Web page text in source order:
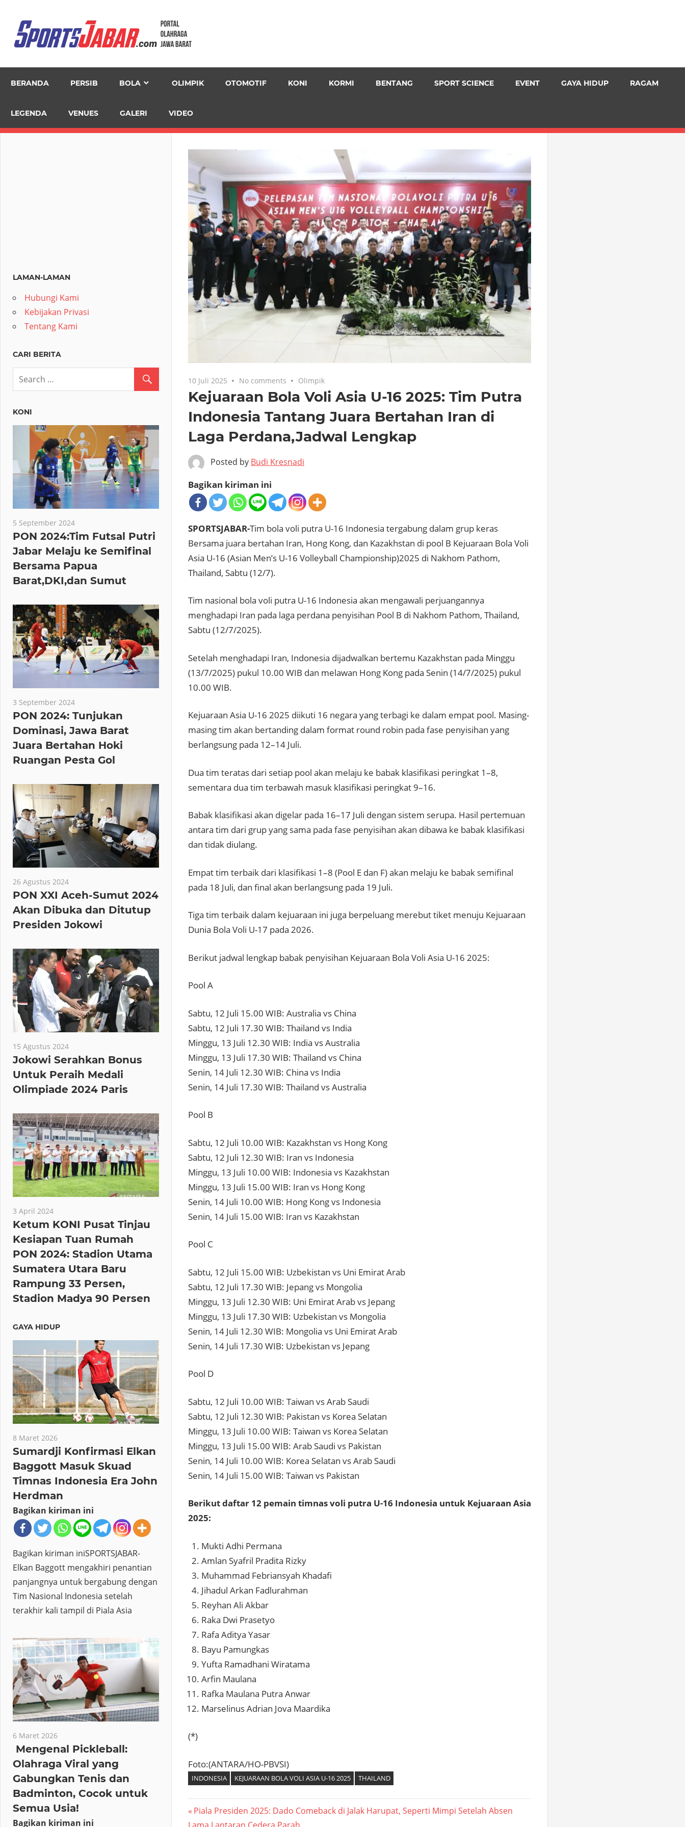
content
BERANDA PERSIB BOLA OLIMPIK OTOMOTIF KONI KORMI BENTANG SPORT SCIENCE EVENT GAYA HIDUP RAGAM
LEGENDA VENUES GALERI VIDEO
10 Juli 2025 No comments Olimpik
Kejuaraan Bola Voli Asia U-16 2025: Tim Putra
Indonesia Tantang Juara Bertahan Iran di
Laga Perdana,Jadwal Lengkap
Posted by Budi Kresnadi
Bagikan kiriman ini
SPORTSJABAR-Tim bola voli putra U-16 Indonesia tergabung dalam grup keras
Bersama juara bertahan Iran, Hong Kong, dan Kazakhstan di pool B Kejuaraan Bola Voli
Asia U-16 (Asian Men’s U-16 Volleyball Championship)2025 di Nakhom Pathom,
Thailand, Sabtu (12/7).
Tim nasional bola voli putra U-16 Indonesia akan mengawali perjuangannya
menghadapi Iran pada laga perdana penyisihan Pool B di Nakhom Pathom, Thailand,
Sabtu (12/7/2025).
Setelah menghadapi Iran, Indonesia dijadwalkan bertemu Kazakhstan pada Minggu
(13/7/2025) pukul 10.00 WIB dan melawan Hong Kong pada Senin (14/7/2025) pukul
10.00 WIB.
Kejuaraan Asia U-16 2025 diikuti 16 negara yang terbagi ke dalam empat pool. Masing-
masing tim akan bertanding dalam format round robin pada fase penyisihan yang
berlangsung pada 12–14 Juli.
Dua tim teratas dari setiap pool akan melaju ke babak klasifikasi peringkat 1–8,
sementara dua tim terbawah masuk klasifikasi peringkat 9–16.
Babak klasifikasi akan digelar pada 16–17 Juli dengan sistem serupa. Hasil pertemuan
antara tim dari grup yang sama pada fase penyisihan akan dibawa ke babak klasifikasi
dan tidak diulang.
Empat tim terbaik dari klasifikasi 1–8 (Pool E dan F) akan melaju ke babak semifinal
pada 18 Juli, dan final akan berlangsung pada 19 Juli.
Tiga tim terbaik dalam kejuaraan ini juga berpeluang merebut tiket menuju Kejuaraan
Dunia Bola Voli U-17 pada 2026.
Berikut jadwal lengkap babak penyisihan Kejuaraan Bola Voli Asia U-16 2025:
Pool A
Sabtu, 12 Juli 15.00 WIB: Australia vs China
Sabtu, 12 Juli 17.30 WIB: Thailand vs India
Minggu, 13 Juli 12.30 WIB: India vs Australia
Minggu, 13 Juli 17.30 WIB: Thailand vs China
Senin, 14 Juli 12.30 WIB: China vs India
Senin, 14 Juli 17.30 WIB: Thailand vs Australia
Pool B
Sabtu, 12 Juli 10.00 WIB: Kazakhstan vs Hong Kong
Sabtu, 12 Juli 12.30 WIB: Iran vs Indonesia
Minggu, 13 Juli 10.00 WIB: Indonesia vs Kazakhstan
Minggu, 13 Juli 15.00 WIB: Iran vs Hong Kong
Senin, 14 Juli 10.00 WIB: Hong Kong vs Indonesia
Senin, 14 Juli 15.00 WIB: Iran vs Kazakhstan
Pool C
Sabtu, 12 Juli 15.00 WIB: Uzbekistan vs Uni Emirat Arab
Sabtu, 12 Juli 17.30 WIB: Jepang vs Mongolia
Minggu, 13 Juli 12.30 WIB: Uni Emirat Arab vs Jepang
Minggu, 13 Juli 17.30 WIB: Uzbekistan vs Mongolia
Senin, 14 Juli 12.30 WIB: Mongolia vs Uni Emirat Arab
Senin, 14 Juli 17.30 WIB: Uzbekistan vs Jepang
Pool D
Sabtu, 12 Juli 10.00 WIB: Taiwan vs Arab Saudi
Sabtu, 12 Juli 12.30 WIB: Pakistan vs Korea Selatan
Minggu, 13 Juli 10.00 WIB: Taiwan vs Korea Selatan
Minggu, 13 Juli 15.00 WIB: Arab Saudi vs Pakistan
Senin, 14 Juli 10.00 WIB: Korea Selatan vs Arab Saudi
Senin, 14 Juli 15.00 WIB: Taiwan vs Pakistan
Berikut daftar 12 pemain timnas voli putra U-16 Indonesia untuk Kejuaraan Asia
2025:
Mukti Adhi Permana
Amlan Syafril Pradita Rizky
Muhammad Febriansyah Khadafi
Jihadul Arkan Fadlurahman
Reyhan Ali Akbar
Raka Dwi Prasetyo
Rafa Aditya Yasar
Bayu Pamungkas
Yufta Ramadhani Wiratama
Arfin Maulana
Rafka Maulana Putra Anwar
Marselinus Adrian Jova Maardika
(*)
Foto:(ANTARA/HO-PBVSI)
INDONESIA KEJUARAAN BOLA VOLI ASIA U-16 2025 THAILAND
Navigasi
Previous
Post:
Piala Presiden 2025: Dado Comeback di Jalak Harupat, Seperti Mimpi Setelah Absen
LAMAN-LAMAN
Hubungi Kami
Kebijakan Privasi
Tentang Kami
CARI BERITA
KONI
5 September 2024
PON 2024:Tim Futsal Putri
Jabar Melaju ke Semifinal
Bersama Papua
Barat,DKI,dan Sumut
3 September 2024
PON 2024: Tunjukan
Dominasi, Jawa Barat
Juara Bertahan Hoki
Ruangan Pesta Gol
26 Agustus 2024
PON XXI Aceh-Sumut 2024
Akan Dibuka dan Ditutup
Presiden Jokowi
15 Agustus 2024
Jokowi Serahkan Bonus
Untuk Peraih Medali
Olimpiade 2024 Paris
3 April 2024
Ketum KONI Pusat Tinjau
Kesiapan Tuan Rumah
PON 2024: Stadion Utama
Sumatera Utara Baru
Rampung 33 Persen,
Stadion Madya 90 Persen
GAYA HIDUP
8 Maret 2026
Sumardji Konfirmasi Elkan
Baggott Masuk Skuad
Timnas Indonesia Era John
Herdman
Bagikan kiriman ini
Bagikan kiriman iniSPORTSJABAR-
Elkan Baggott mengakhiri penantian
panjangnya untuk bergabung dengan
Tim Nasional Indonesia setelah
terakhir kali tampil di Piala Asia
6 Maret 2026
Mengenal Pickleball:
Olahraga Viral yang
Gabungkan Tenis dan
Badminton, Cocok untuk
Semua Usia!
Bagikan kiriman ini